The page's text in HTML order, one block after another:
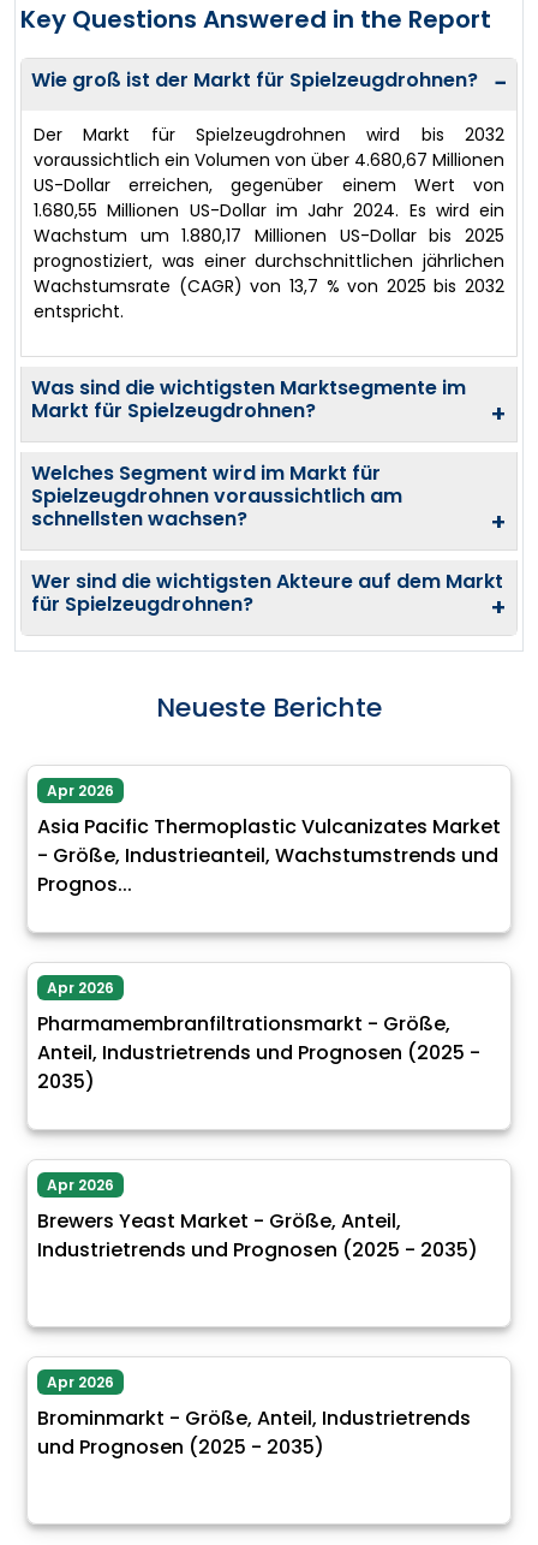
Key Questions Answered in the Report
Wie groß ist der Markt für Spielzeugdrohnen? −
Der Markt für Spielzeugdrohnen wird bis 2032
voraussichtlich ein Volumen von über 4.680,67 Millionen
US-Dollar erreichen, gegenüber einem Wert von
1.680,55 Millionen US-Dollar im Jahr 2024. Es wird ein
Wachstum um 1.880,17 Millionen US-Dollar bis 2025
prognostiziert, was einer durchschnittlichen jährlichen
Wachstumsrate (CAGR) von 13,7 % von 2025 bis 2032
entspricht.
Was sind die wichtigsten Marktsegmente im
Markt für Spielzeugdrohnen?
+
Welches Segment wird im Markt für
Spielzeugdrohnen voraussichtlich am
schnellsten wachsen?
+
Wer sind die wichtigsten Akteure auf dem Markt
für Spielzeugdrohnen?
+
Neueste Berichte
Apr 2026
Asia Pacific Thermoplastic Vulcanizates Market
- Größe, Industrieanteil, Wachstumstrends und
Prognos...
Apr 2026
Pharmamembranfiltrationsmarkt - Größe,
Anteil, Industrietrends und Prognosen (2025 -
2035)
Apr 2026
Brewers Yeast Market - Größe, Anteil,
Industrietrends und Prognosen (2025 - 2035)
Apr 2026
Brominmarkt - Größe, Anteil, Industrietrends
und Prognosen (2025 - 2035)